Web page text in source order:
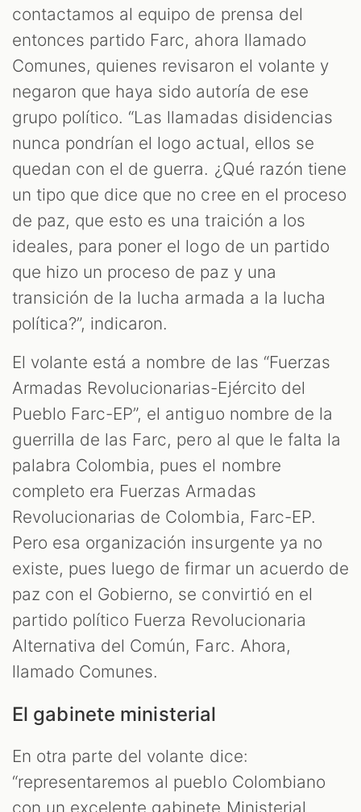
contactamos al equipo de prensa del
entonces partido Farc, ahora llamado
Comunes, quienes revisaron el volante y
negaron que haya sido autoría de ese
grupo político. “Las llamadas disidencias
nunca pondrían el logo actual, ellos se
quedan con el de guerra. ¿Qué razón tiene
un tipo que dice que no cree en el proceso
de paz, que esto es una traición a los
ideales, para poner el logo de un partido
que hizo un proceso de paz y una
transición de la lucha armada a la lucha
política?”, indicaron.
El volante está a nombre de las “Fuerzas
Armadas Revolucionarias-Ejército del
Pueblo Farc-EP”, el antiguo nombre de la
guerrilla de las Farc, pero al que le falta la
palabra Colombia, pues el nombre
completo era Fuerzas Armadas
Revolucionarias de Colombia, Farc-EP.
Pero esa organización insurgente ya no
existe, pues luego de firmar un acuerdo de
paz con el Gobierno, se convirtió en el
partido político Fuerza Revolucionaria
Alternativa del Común, Farc. Ahora,
llamado Comunes.
El gabinete ministerial
En otra parte del volante dice:
“representaremos al pueblo Colombiano
con un excelente gabinete Ministerial